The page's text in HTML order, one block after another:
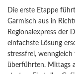
Die erste Etappe
Garmisch aus in
Regionalexpress der
einfachste Lösung
stressfrei, wenngleich
überführten. Mittags